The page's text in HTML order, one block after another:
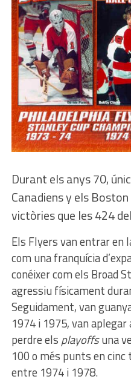
Durant els anys 70,
Canadiens y els
victòries que les 424
Els Flyers van entrar en
com una franquícia
conéixer com els Broad
agressiu físicament
Seguidament, van
1974 i 1975, van
perdre els playoffsuna
100 o més punts en
entre 1974 i 1978.